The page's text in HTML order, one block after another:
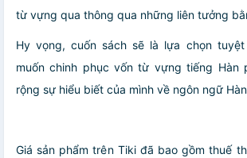
từ vựng qua thông qua những liên tưởng
Hy vọng, cuốn sách sẽ là lựa chọn
muốn chinh phục vốn từ vựng tiếng Hàn
rộng sự hiểu biết của mình về ngôn ngữ
Giá sản phẩm trên Tiki đã bao gồm thuế